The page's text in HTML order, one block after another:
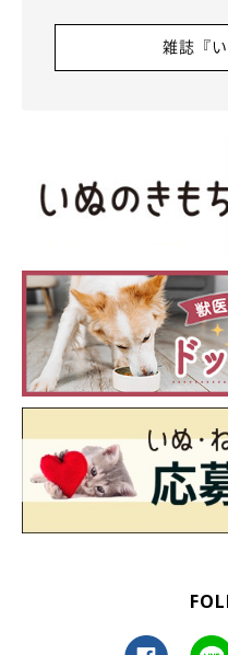
※記事と写真に関連性はあり
【獣医師監
犬の熱中症は進行
記事では、「愛犬が
応急処置・対処法を
解説。愛犬が熱中
雑誌『